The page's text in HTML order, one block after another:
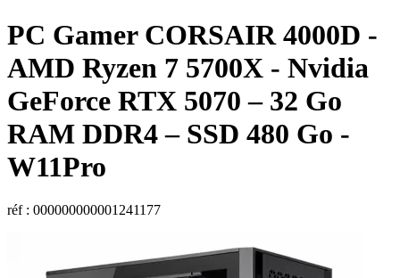
PC Gamer CORSAIR 4000D -
AMD Ryzen 7 5700X - Nvidia
GeForce RTX 5070 – 32 Go
RAM DDR4 – SSD 480 Go -
W11Pro
réf : 000000000001241177